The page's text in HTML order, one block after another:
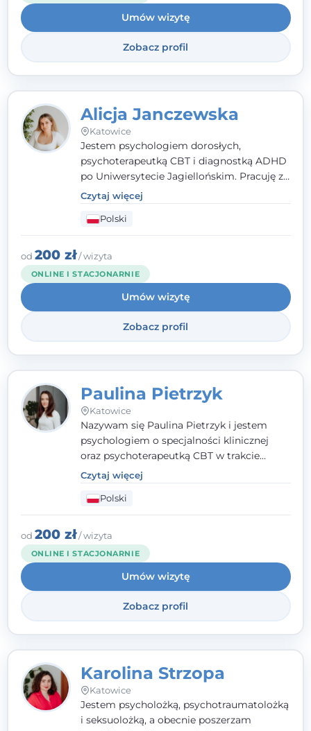
Umów wizytę
Zobacz profil
Alicja Janczewska
Katowice
Jestem psychologiem dorosłych,
psychoterapeutką CBT i diagnostką ADHD
po Uniwersytecie Jagiellońskim. Pracuję z
dorosłymi, młodzieżą i dziećmi, opierając
pomoc na zrozumieniu indywidualnych
potrzeb i więzi zbudowanej na zaufaniu.
Terapia to dla mnie bezpieczne miejsce, w
którym poczujesz się wysłuchany i
zrozumiany.
Czytaj więcej
Polski
od 200 zł/ wizyta
ONLINE I STACJONARNIE
Umów wizytę
Zobacz profil
Paulina Pietrzyk
Katowice
Nazywam się Paulina Pietrzyk i jestem
psychologiem o specjalności klinicznej
oraz psychoterapeutką CBT w trakcie
szkolenia. Pracuję z dorosłymi, którzy
szukają wsparcia w trudnych momentach -
w obliczu lęku, przewlekłego stresu,
natłoku myśli, obniżonego nastroju,
wypalenia czy kryzysu, a także po prostu
chcą lepiej poznać siebie.
Czytaj więcej
Polski
od 200 zł/ wizyta
ONLINE I STACJONARNIE
Umów wizytę
Zobacz profil
Karolina Strzopa
Katowice
Jestem psycholożką, psychotraumatolożką
i seksuolożką, a obecnie poszerzam